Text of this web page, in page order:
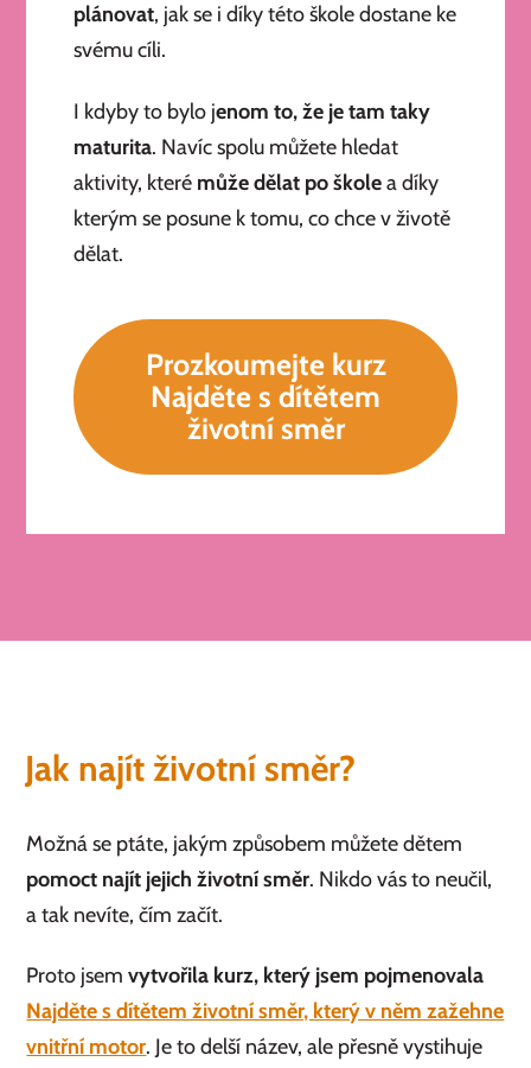
plánovat, jak se i díky této škole dostane ke
svému cíli.
I kdyby to bylo jenom to, že je tam taky
maturita. Navíc spolu můžete hledat
aktivity, které může dělat po školea díky
kterým se posune k tomu, co chce v životě
dělat.
Prozkoumejte kurz
Najděte s dítětem
životní směr
Jak najít životní směr?
Možná se ptáte, jakým způsobem můžete dětem
pomoct najít jejich životní směr. Nikdo vás to neučil,
a tak nevíte, čím začít.
Proto jsemvytvořila kurz, který jsem pojmenovala
Najděte s dítětem životní směr, který v něm zažehne
vnitřní motor. Je to delší název, ale přesně vystihuje